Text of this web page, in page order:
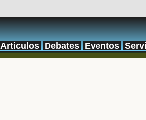
Articulos Debates Eventos